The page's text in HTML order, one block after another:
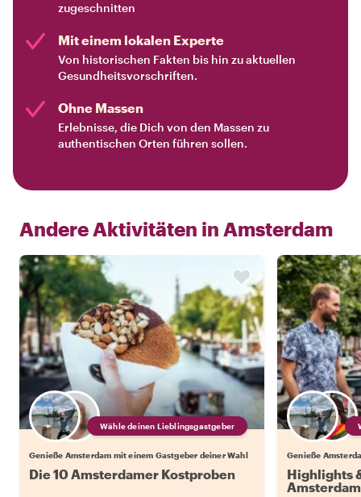
zugeschnitten
Mit einem lokalen Experte
Von historischen Fakten bis hin zu aktuellen
Gesundheitsvorschriften.
Ohne Massen
Erlebnisse, die Dich von den Massen zu
authentischen Orten führen sollen.
Andere Aktivitäten in Amsterdam
Wähle deinen Lieblingsgastgeber
Genieße Amsterdam mit einem Gastgeber deiner Wahl
Die 10 Amsterdamer Kostproben
Genieße
Highlights
Amsterdam